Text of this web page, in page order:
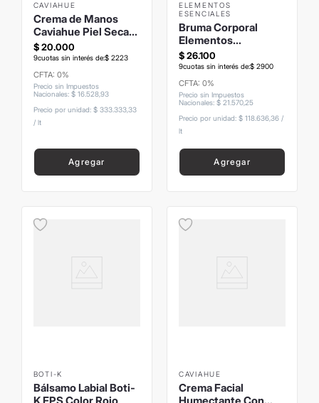
CAVIAHUE
Crema de Manos
Caviahue Piel Seca
60ml
$ 20.000
9cuotas sin interés de:$ 2223
CFTA: 0%
Precio sin Impuestos
Nacionales: $ 16.528,93
Precio por unidad: $ 333.333,33
/ lt
Agregar
ELEMENTOS
ESENCIALES
Bruma Corporal
Elementos
Esenciales Gardenia
Estuche 220ml
$26.100
9cuotas sin interés de:$ 2900
CFTA: 0%
Precio sin Impuestos
Nacionales: $ 21 57025
Precio por unidad: $ 118.636,36 /
lt
Agregar
BOTI-K
Bálsamo Labial Boti-
CAVIAHUE
Crema Facial